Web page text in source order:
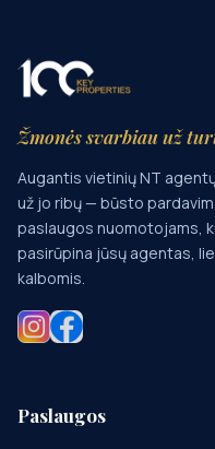
Žmonės svarbiau už
Augantis vietinių NT
už jo ribų — būsto
paslaugos nuomotojams,
pasirūpina jūsų agentas,
kalbomis.
Paslaugos